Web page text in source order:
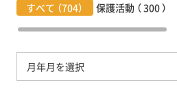
すべて （704） 保護活動 （ 300 ）